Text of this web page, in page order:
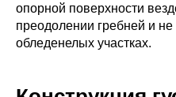
опорной поверхности
преодолении гребней и не
обледенелых участках.